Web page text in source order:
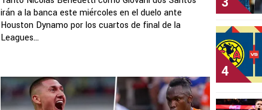
irán a la banca este miércoles en el duelo ante
Houston Dynamo por los cuartos de final de la
Leagues...
4